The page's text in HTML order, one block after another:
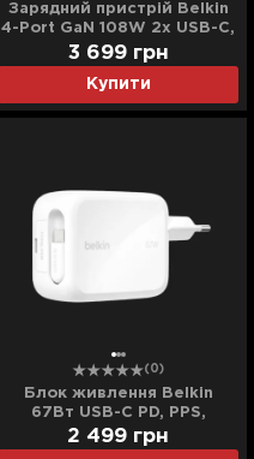
Зарядний пристрій Belkin
4-Port GaN 108W 2x USB-C,
2x USB-A (White)
Купити
3 699 грн
(0)
Блок живлення Belkin
67Вт USB-C PD, PPS,
вбудований кабель USB-C
(White)
2 499 грн